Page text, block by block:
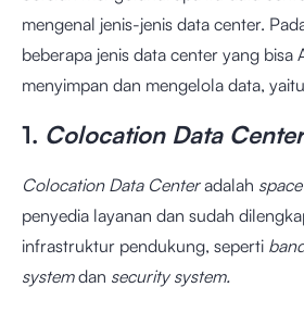
mengenal jenis-jenis data center.
beberapa jenis data center yang bisa
menyimpan dan mengelola data,
1. Colocation Data Center
Colocation Data Centeradalah space
penyedia layanan dan sudah
infrastruktur pendukung, seperti
systemdan security system.